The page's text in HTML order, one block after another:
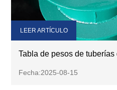
Tabla de pesos de
Fecha:2025-08-15
LEER ARTÍCULO